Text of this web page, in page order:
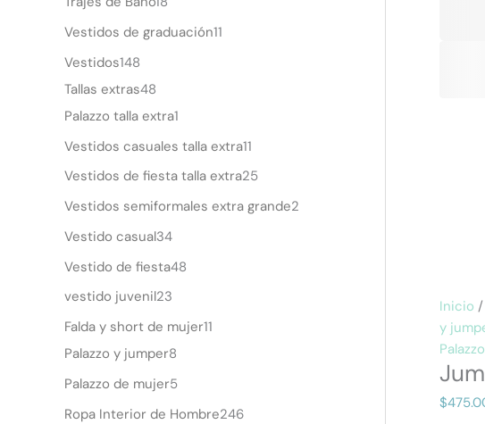
Vestidos de graduación11
Vestidos148
Tallas extras48
Palazzo talla extra1
Vestidos casuales talla extra11
Vestidos de fiesta talla extra25
Vestidos semiformales extra grande2
Vestido casual34
Vestido de fiesta48
vestido juvenil23
Falda y short de mujer11
Palazzo y jumper8
Palazzo de mujer5
Ropa Interior de Hombre246
Inicio /
y
$